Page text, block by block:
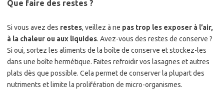
Que faire des restes ?
Si vous avez des restes, veillez à ne pas trop les exposer à l’air,
à la chaleur ou aux liquides. Avez-vous des restes de conserve ?
Si oui, sortez les aliments de la boîte de conserve et stockez-les
dans une boîte hermétique. Faites refroidir vos lasagnes et autres
plats dès que possible. Cela permet de conserver la plupart des
nutriments et limite la prolifération de micro-organismes.